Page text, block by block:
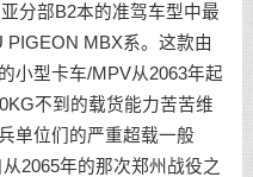
分部B2本的准驾车型中最
PIGEON MBX系。这款由
小型卡车/MPV从2063年起
不到的载货能力苦苦维
单位们的严重超载一般
2065年的那次郑州战役之